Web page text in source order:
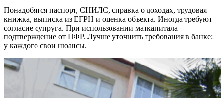
Понадобятся паспорт, СНИЛС, справка о доходах, трудовая
книжка, выписка из ЕГРН и оценка объекта. Иногда требуют
согласие супруга. При использовании маткапитала —
подтверждение от ПФР. Лучше уточнить требования в банке:
у каждого свои нюансы.